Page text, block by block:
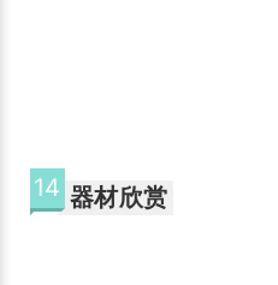
14 器材欣赏